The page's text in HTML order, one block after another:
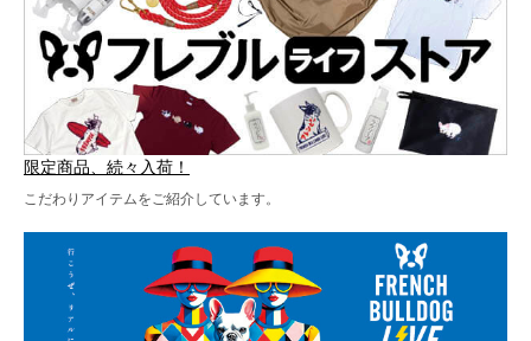
限定商品、続々入荷！
こだわりアイテムをご紹介しています。